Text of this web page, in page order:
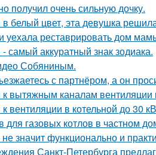
получил очень сильную дочку.
белый цвет, эта девушка
уехала реставрировать дом
самый аккуратный знак зодиака.
Собяниным.
с партнёром, а он
вытяжным каналам вентиляции
вентиляции в котельной до 30
для газовых котлов в частном
значит функционально и
Санкт-Петербурга